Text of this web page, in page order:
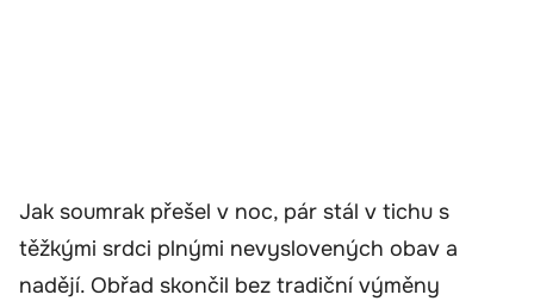
Jak soumrak přešel v noc, pár stál v tichu s
těžkými srdci plnými nevyslovených obav a
nadějí. Obřad skončil bez tradiční výměny